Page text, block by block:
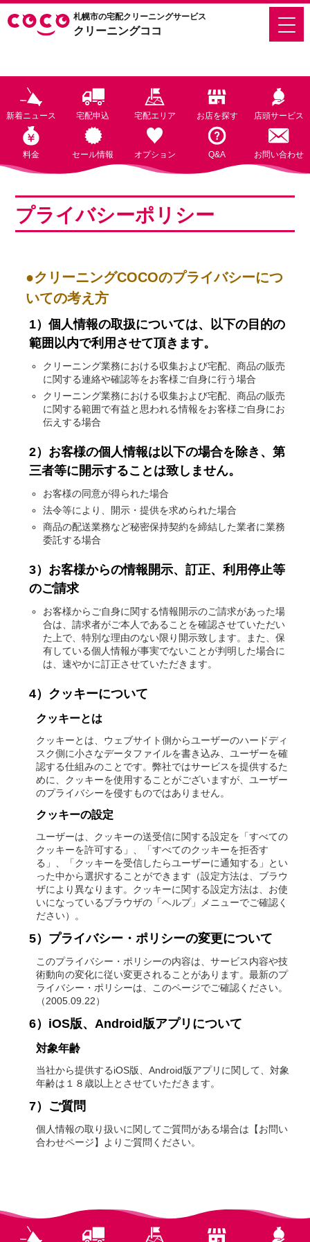
札幌市の宅配クリーニングサービス
クリーニングココ
新着ニュース 宅配申込 宅配エリア お店を探す 店頭サービス
料金 セール情報 オプション Q&A お問い合わせ
プライバシーポリシー
●クリーニングCOCOのプライバシーにつ
いての考え方
1）個人情報の取扱については、以下の目的の
範囲以内で利用させて頂きます。
クリーニング業務における収集および宅配、商品の販売
に関する連絡や確認等をお客様ご自身に行う場合
クリーニング業務における収集および宅配、商品の販売
に関する範囲で有益と思われる情報をお客様ご自身にお
伝えする場合
2）お客様の個人情報は以下の場合を除き、第
三者等に開示することは致しません。
お客様の同意が得られた場合
法令等により、開示・提供を求められた場合
商品の配送業務など秘密保持契約を締結した業者に業務
委託する場合
3）お客様からの情報開示、訂正、利用停止等
のご請求
お客様からご自身に関する情報開示のご請求があった場
合は、請求者がご本人であることを確認させていただい
た上で、特別な理由のない限り開示致します。また、保
有している個人情報が事実でないことが判明した場合に
は、速やかに訂正させていただきます。
4）クッキーについて
クッキーとは
クッキーとは、ウェブサイト側からユーザーのハードディ
スク側に小さなデータファイルを書き込み、ユーザーを確
認する仕組みのことです。弊社ではサービスを提供するた
めに、クッキーを使用することがございますが、ユーザー
のプライバシーを侵すものではありません。
クッキーの設定
ユーザーは、クッキーの送受信に関する設定を「すべての
クッキーを許可する」、「すべてのクッキーを拒否す
る」、「クッキーを受信したらユーザーに通知する」とい
った中から選択することができます（設定方法は、ブラウ
ザにより異なります。クッキーに関する設定方法は、お使
いになっているブラウザの「ヘルプ」メニューでご確認く
ださい）。
5）プライバシー・ポリシーの変更について
このプライバシー・ポリシーの内容は、サービス内容や技
術動向の変化に従い変更されることがあります。最新のプ
ライバシー・ポリシーは、このページでご確認ください。
（2005.09.22）
6）iOS版、Android版アプリについて
対象年齢
当社から提供するiOS版、Android版アプリに関して、対象
年齢は１８歳以上とさせていただきます。
7）ご質問
個人情報の取り扱いに関してご質問がある場合は【お問い
合わせページ】よりご質問ください。